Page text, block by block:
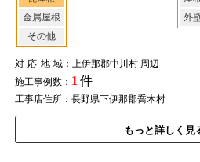
金属屋根
その他
外
対応地域：上伊那郡中川村 周辺
施工事例数： 1 件
工事店住所：長野県下伊那郡喬木村
もっと詳しく見